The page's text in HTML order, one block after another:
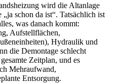
wird die Altanlage
schon da ist“. Tatsächlich ist
was danach kommt:
Aufstellflächen,
Hydraulik und
die Demontage schlecht
Zeitplan, und es
Mehraufwand,
Entsorgung.